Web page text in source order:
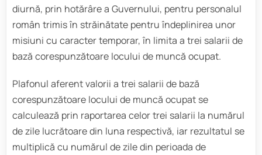
diurnă, prin hotărâre a Guvernului, pentru personalul
român trimis în străinătate pentru îndeplinirea unor
misiuni cu caracter temporar, în limita a trei salarii de
bază corespunzătoare locului de muncă ocupat.
Plafonul aferent valorii a trei salarii de bază
corespunzătoare locului de muncă ocupat se
calculează prin raportarea celor trei salarii la numărul
de zile lucrătoare din luna respectivă, iar rezultatul se
multiplică cu numărul de zile din perioada de